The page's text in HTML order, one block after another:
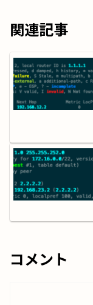
関連記事
コメント